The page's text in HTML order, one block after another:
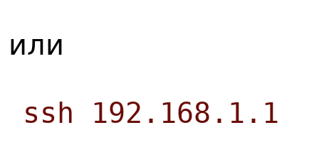
или
ssh 192.168.1.1